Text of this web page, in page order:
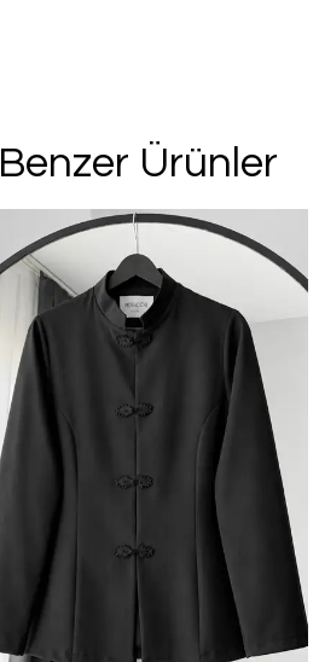
Benzer Ürünler
E-posta adresinizi girerek
edersiniz ve Gizlilik